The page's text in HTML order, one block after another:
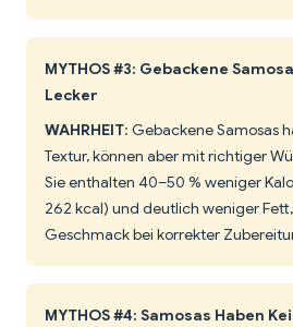
MYTHOS #3: Gebackene
Lecker
WAHRHEIT: Gebackene Samosas
Textur, können aber mit richtiger
Sie enthalten 40–50 % weniger
262 kcal) und deutlich weniger
Geschmack bei korrekter
MYTHOS #4: Samosas Haben